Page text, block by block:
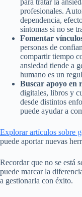
para tratar la
profesionales.
dependencia,
síntomas si no se
Fomentar
personas de
compartir tiempo
ansiedad tiende a
humano es un
Buscar apoyo en
digitales, libros y
desde distintos
puede ayudar a
Explorar artículos sobre
puede aportar nuevas
Recordar que no se está
puede marcar la
a gestionarla con éxito.